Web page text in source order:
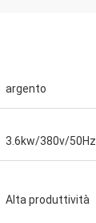
argento
3.6kw/380v/50Hz
Alta produttività